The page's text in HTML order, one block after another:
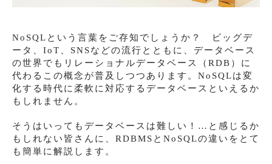
NoSQLという言葉をご存知でしょうか？ ビッグデ
ータ、IoT、SNSなどの流行とともに、データベース
の世界でもリレーショナルデータベース（RDB）に
代わるこの概念が普及しつつあります。NoSQLは変
化する時代に柔軟に対応するデータベースといえるか
もしれません。
そうはいってもデータベースは難しい！…と感じるか
もしれない皆さんに、RDBMSとNoSQLの違いをとて
も簡単に解説します。